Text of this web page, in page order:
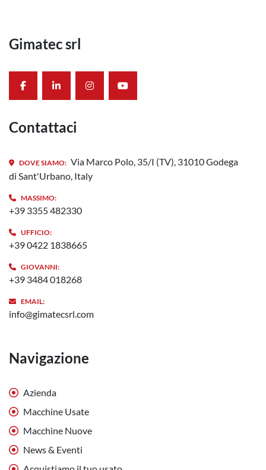
Gimatec srl
facebooklinkedininstagramyoutube
Contattaci
DOVE SIAMO: Via Marco Polo, 35/I (TV), 31010 Godega
di Sant'Urbano, Italy
MASSIMO:
+39 3355 482330
UFFICIO:
+39 0422 1838665
GIOVANNI:
+39 3484 018268
EMAIL:
info@gimatecsrl.com
Navigazione
Azienda
Macchine Usate
Macchine Nuove
News & Eventi